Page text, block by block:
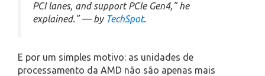
PCI lanes, and support PCIe Gen4,” he
explained.” — by TechSpot.
E por um simples motivo: as unidades de
processamento da AMD não são apenas mais